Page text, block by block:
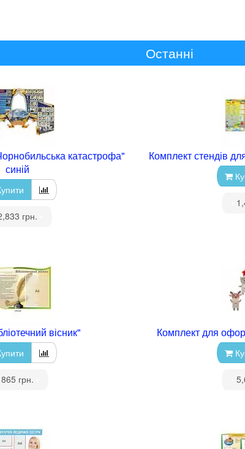
Останні
катастрофа"
синій
грн.
Комплект стендів
вісник"
865 грн.
Комплект для